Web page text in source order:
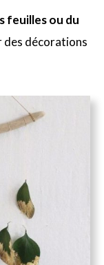
feuilles ou du
des décorations